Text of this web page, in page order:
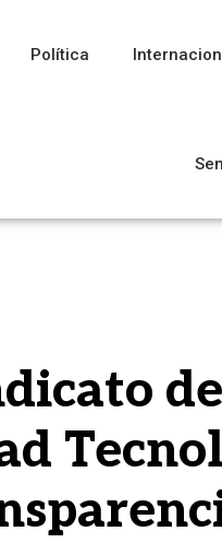
Política